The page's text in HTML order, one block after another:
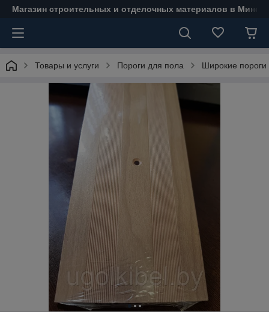
Магазин строительных и отделочных материалов в Минске
Товары и услуги Пороги для пола Широкие пороги